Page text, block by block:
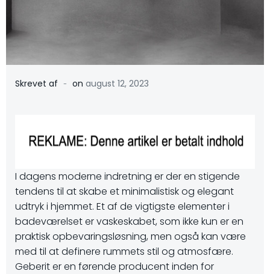
Skrevet af - on august 12, 2023
I dagens moderne indretning er der en stigende
tendens til at skabe et minimalistisk og elegant
udtryk i hjemmet. Et af de vigtigste elementer i
badeværelset er vaskeskabet, som ikke kun er en
praktisk opbevaringsløsning, men også kan være
med til at definere rummets stil og atmosfære.
Geberit er en førende producent inden for